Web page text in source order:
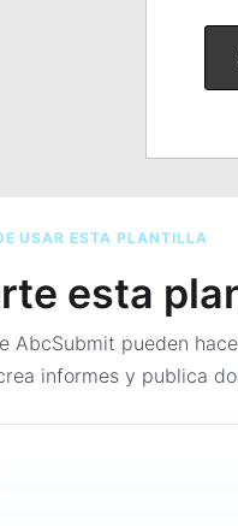
USAR ESTA PLANTILLA
esta
AbcSubmit pueden
informes y publica